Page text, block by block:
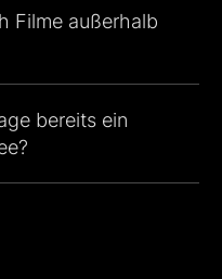
Filme außerhalb
bereits ein